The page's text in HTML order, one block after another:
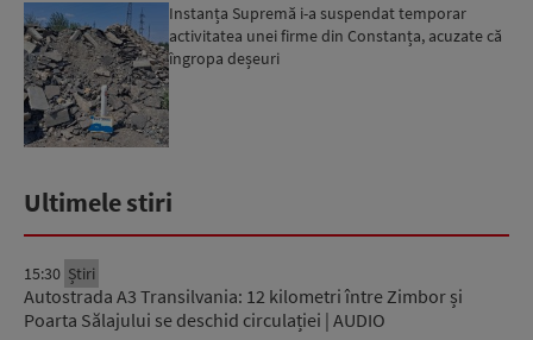
Instanța Supremă i-a suspendat temporar
activitatea unei firme din Constanța, acuzate că
îngropa deșeuri
Ultimele stiri
15:30 Știri
Autostrada A3 Transilvania: 12 kilometri între Zimbor și
Poarta Sălajului se deschid circulației | AUDIO